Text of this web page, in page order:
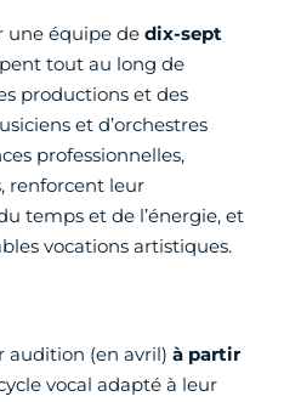
une équipe de dix-sept
tout au long de
productions et des
et d’orchestres
professionnelles,
renforcent leur
temps et de l’énergie, et
vocations artistiques.
audition (en avril) à partir
vocal adapté à leur